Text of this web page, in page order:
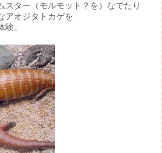
スター（モルモット？を）なでたり
アオジタトカゲを
。